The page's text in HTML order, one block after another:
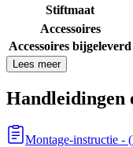
Stiftmaat
Accessoires
Accessoires bijgeleverd
Lees meer
Handleidingen
Montage-instructie - (